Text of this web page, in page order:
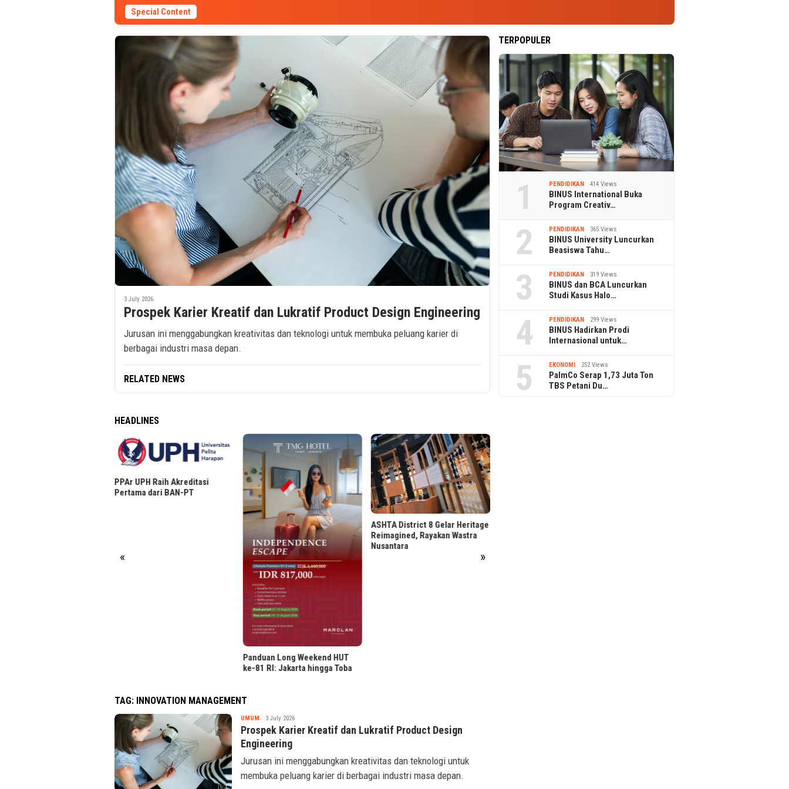
Special Content
3 July 2026
Prospek Karier Kreatif dan Lukratif Product Design Engineering
Jurusan ini menggabungkan kreativitas dan teknologi untuk membuka peluang karier di
berbagai industri masa depan.
RELATED NEWS
HEADLINES
« »
PPAr UPH Raih Akreditasi
Pertama dari BAN-PT
Panduan Long Weekend HUT
ke-81 RI: Jakarta hingga Toba
ASHTA District 8 Gelar Heritage
Reimagined, Rayakan Wastra
Nusantara
TAG: INNOVATION MANAGEMENT
UMUM Tsaqif
Ridwan
3 July 2026
Prospek Karier Kreatif dan Lukratif Product Design
Engineering
Jurusan ini menggabungkan kreativitas dan teknologi untuk
membuka peluang karier di berbagai industri masa depan.
TERPOPULER
1 PENDIDIKAN 414 Views
BINUS International Buka
Program Creativ…
2 PENDIDIKAN 365 Views
BINUS University Luncurkan
Beasiswa Tahu…
3 PENDIDIKAN 319 Views
BINUS dan BCA Luncurkan
Studi Kasus Halo…
4 PENDIDIKAN 299 Views
BINUS Hadirkan Prodi
Internasional untuk…
5 EKONOMI 252 Views
PalmCo Serap 1,73 Juta Ton
TBS Petani Du…